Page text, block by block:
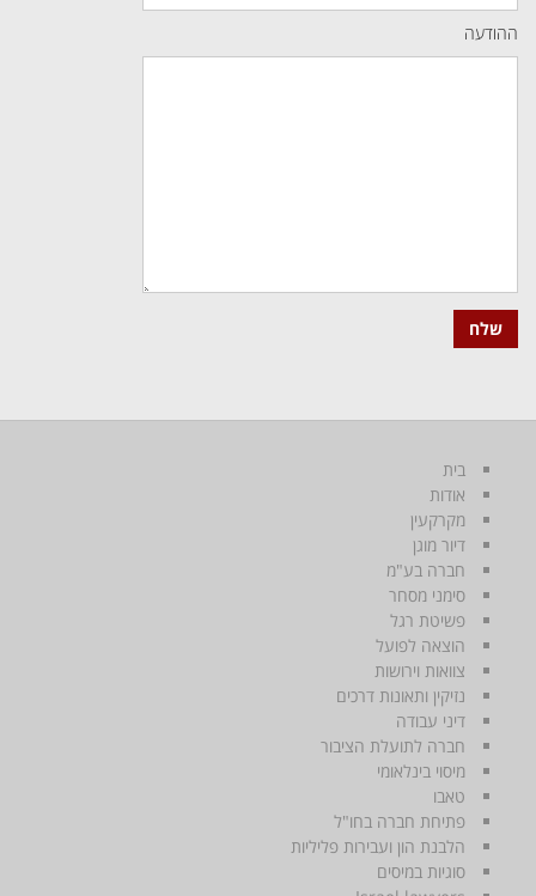
ההודעה
בית
אודות
מקרקעין
דיור מוגן
חברה בע"מ
סימני מסחר
פשיטת רגל
הוצאה לפועל
צוואות וירושות
נזיקין ותאונות דרכים
דיני עבודה
חברה לתועלת הציבור
מיסוי בינלאומי
טאבו
פתיחת חברה בחו"ל
הלבנת הון ועבירות פליליות
סוגיות במיסים